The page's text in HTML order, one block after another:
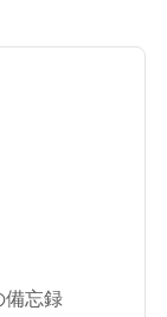
備忘録